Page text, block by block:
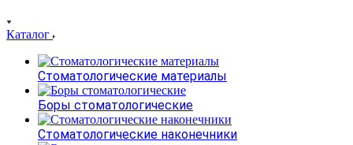
Каталог
Стоматологические материалы
Боры стоматологические
Стоматологические наконечники